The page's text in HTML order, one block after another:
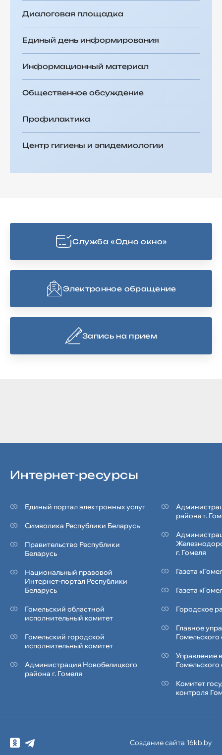
Диалоговая площадка
Единый день информирования
Информационный материал
Общественное обсуждение
Профилактика
Центр гигиены и эпидемиологии
Cлужба «Одно окно»
Электронное обращение
Запись на прием
Интернет-ресурсы
Единый портал электронных услуг
Символика Реcпублики Беларусь
Правительство Республики
Беларусь
Национальный правовой
Интернет-портал Республики
Беларусь
Гомельский областной
исполнительный комитет
Гомельский городской
исполнительный комитет
Администрация Новобелицкого
района г. Гомеля
района г.
г. Гомеля
Газета
Газета
Городское
Главное
Управление
Комитет
контроля
Создание сайта 16kb.by